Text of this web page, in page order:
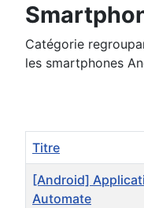
Catégorie
les smartphones
Titre
[Android]
Automate